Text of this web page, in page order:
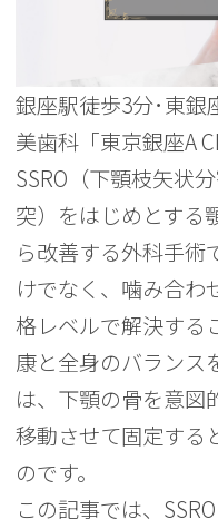
銀座駅徒歩3分･東銀
美歯科「東京銀座A
SSRO（下顎枝矢状
突）をはじめとする
ら改善する外科手術
けでなく、噛み合わ
格レベルで解決する
康と全身のバランス
は、下顎の骨を意図
移動させて固定する
のです。
この記事では、